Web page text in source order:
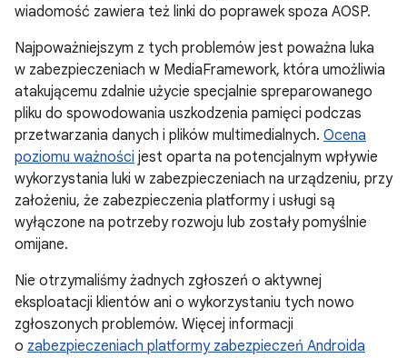
wiadomość zawiera też linki do poprawek spoza AOSP.
Najpoważniejszym z tych problemów jest poważna luka
w zabezpieczeniach w MediaFramework, która umożliwia
atakującemu zdalnie użycie specjalnie spreparowanego
pliku do spowodowania uszkodzenia pamięci podczas
przetwarzania danych i plików multimedialnych. Ocena
poziomu ważności jest oparta na potencjalnym wpływie
wykorzystania luki w zabezpieczeniach na urządzeniu, przy
założeniu, że zabezpieczenia platformy i usługi są
wyłączone na potrzeby rozwoju lub zostały pomyślnie
omijane.
Nie otrzymaliśmy żadnych zgłoszeń o aktywnej
eksploatacji klientów ani o wykorzystaniu tych nowo
zgłoszonych problemów. Więcej informacji
o zabezpieczeniach platformy zabezpieczeń Androida